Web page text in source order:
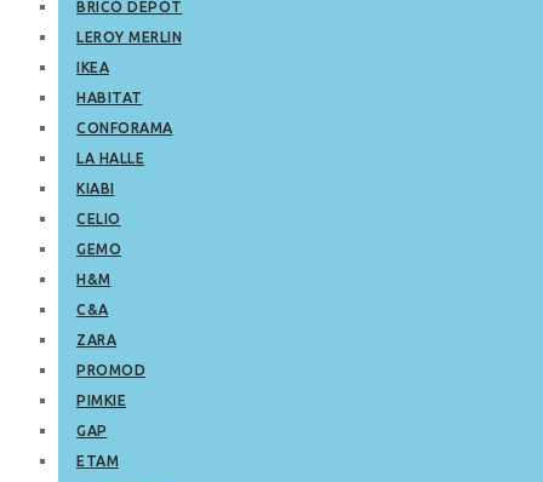
BRICO DEPOT
LEROY MERLIN
IKEA
HABITAT
CONFORAMA
LA HALLE
KIABI
CELIO
GEMO
H&M
C&A
ZARA
PROMOD
PIMKIE
GAP
ETAM